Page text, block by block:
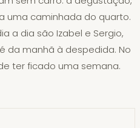
uma caminhada do quarto.
a dia são Izabel e Sergio,
da manhã à despedida. No
ter ficado uma semana.